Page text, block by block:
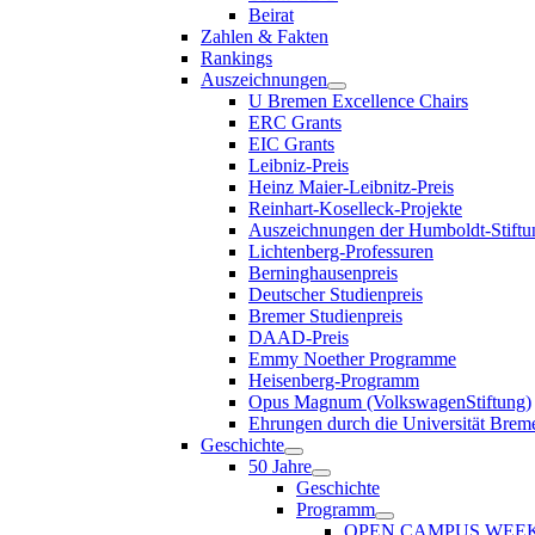
Beirat
Zahlen & Fakten
Rankings
Auszeichnungen
U Bremen Excellence Chairs
ERC Grants
EIC Grants
Leibniz-Preis
Heinz Maier-Leibnitz-Preis
Reinhart-Koselleck-Projekte
Auszeichnungen der Humboldt-
Lichtenberg-Professuren
Berninghausenpreis
Deutscher Studienpreis
Bremer Studienpreis
DAAD-Preis
Emmy Noether Programme
Heisenberg-Programm
Opus Magnum (VolkswagenStiftung)
Ehrungen durch die Universität
Geschichte
50 Jahre
Geschichte
Programm
OPEN CAMPUS